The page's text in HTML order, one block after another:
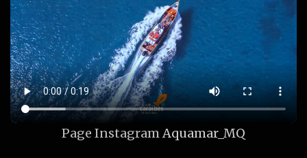
Page Instagram Aquamar_MQ